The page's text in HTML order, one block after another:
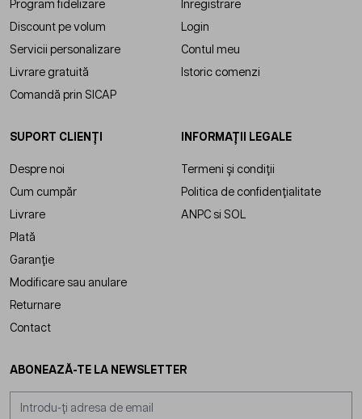
Program fidelizare
Discount pe volum
Servicii personalizare
Livrare gratuită
Comandă prin SICAP
Înregistrare
Login
Contul meu
Istoric comenzi
SUPORT CLIENȚI
Despre noi
Cum cumpăr
Livrare
Plată
Garanție
Modificare sau anulare
Returnare
Contact
INFORMAȚII LEGALE
Termeni și condiții
Politica de confidențialitate
ANPC si SOL
ABONEAZĂ-TE LA NEWSLETTER